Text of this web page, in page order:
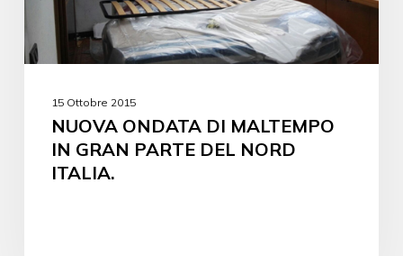
15 Ottobre 2015
NUOVA ONDATA DI MALTEMPO
IN GRAN PARTE DEL NORD
ITALIA.